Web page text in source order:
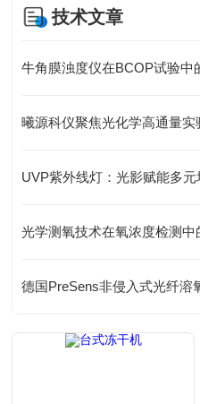
技术文章
曦源科仪聚焦光化学高通量实
UVP紫外线灯：光影赋能多